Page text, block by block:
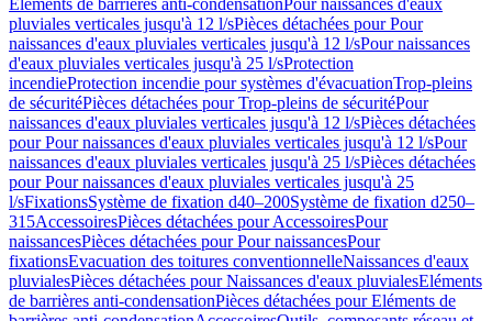
Eléments de barrières anti-condensationPour naissances d'eaux
pluviales verticales jusqu'à 12 l/sPièces détachées pour Pour
naissances d'eaux pluviales verticales jusqu'à 12 l/sPour naissances
d'eaux pluviales verticales jusqu'à 25 l/sProtection
incendieProtection incendie pour systèmes d'évacuationTrop-pleins
de sécuritéPièces détachées pour Trop-pleins de sécuritéPour
naissances d'eaux pluviales verticales jusqu'à 12 l/sPièces détachées
pour Pour naissances d'eaux pluviales verticales jusqu'à 12 l/sPour
naissances d'eaux pluviales verticales jusqu'à 25 l/sPièces détachées
pour Pour naissances d'eaux pluviales verticales jusqu'à 25
l/sFixationsSystème de fixation d40–200Système de fixation d250–
315AccessoiresPièces détachées pour AccessoiresPour
naissancesPièces détachées pour Pour naissancesPour
fixationsEvacuation des toitures conventionnelleNaissances d'eaux
pluvialesPièces détachées pour Naissances d'eaux pluvialesEléments
de barrières anti-condensationPièces détachées pour Eléments de